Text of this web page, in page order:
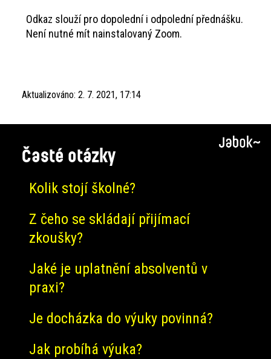
Odkaz slouží pro dopolední i odpolední přednášku.
Není nutné mít nainstalovaný Zoom.
Aktualizováno: 2. 7. 2021, 17:14
Časté otázky
Kolik stojí školné?
Z čeho se skládají přijímací
zkoušky?
Jaké je uplatnění absolventů v
praxi?
Je docházka do výuky povinná?
Jak probíhá výuka?